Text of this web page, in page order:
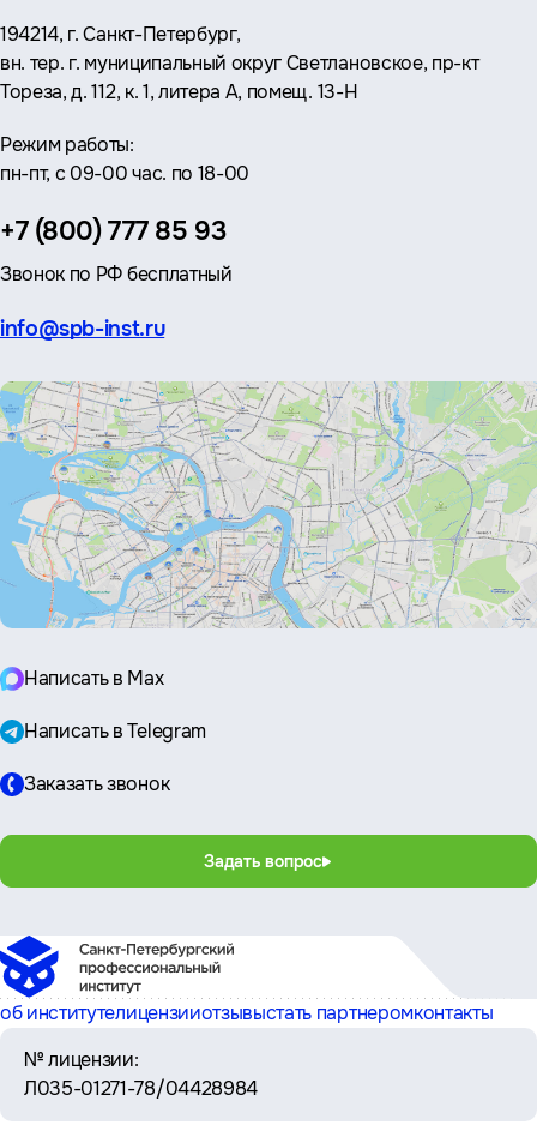
Адрес:
194214, г. Санкт-Петербург,
вн. тер. г. муниципальный округ Светлановское, пр-кт
Тореза, д. 112, к. 1, литера А, помещ. 13-Н
Режим работы:
пн-пт, с 09-00 час. по 18-00
Телефон:
+7 (800) 777 85 93
Звонок по РФ бесплатный
Эл.
info@spb-inst.ru
Написать в Max
Написать в Telegram
Заказать звонок
Задать вопрос
об институтелицензииотзывыстать партнеромконтакты
№ лицензии:
Л035-01271-78/04428984